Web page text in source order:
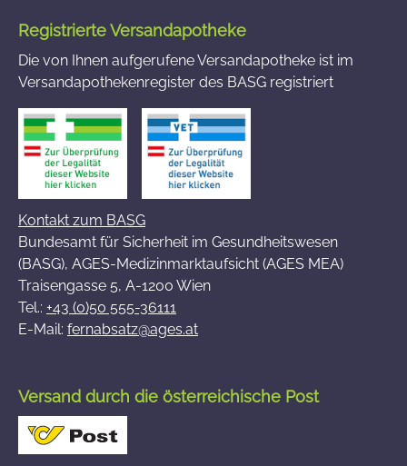
Registrierte Versandapotheke
Die von Ihnen aufgerufene Versandapotheke ist im
Versandapothekenregister des BASG registriert
Kontakt zum BASG
Bundesamt für Sicherheit im Gesundheitswesen
(BASG), AGES-Medizinmarktaufsicht (AGES MEA)
Traisengasse 5, A-1200 Wien
Tel.: +43 (0)50 555-36111
E-Mail: fernabsatz@ages.at
Versand durch die österreichische Post